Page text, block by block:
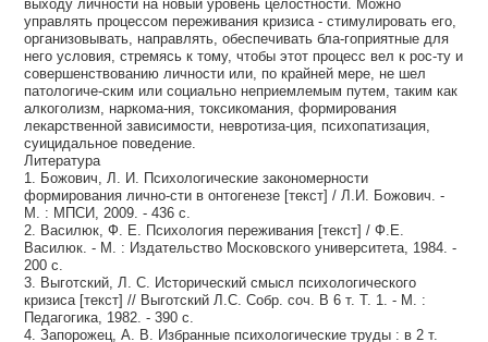
выходу личности на новый уровень целостности. Можно
управлять процессом переживания кризиса - стимулировать его,
организовывать, направлять, обеспечивать бла-гоприятные для
него условия, стремясь к тому, чтобы этот процесс вел к рос-ту и
совершенствованию личности или, по крайней мере, не шел
патологиче-ским или социально неприемлемым путем, таким как
алкоголизм, наркома-ния, токсикомания, формирования
лекарственной зависимости, невротиза-ция, психопатизация,
суицидальное поведение.
Литература
1. Божович, Л. И. Психологические закономерности
формирования лично-сти в онтогенезе [текст] / Л.И. Божович. -
М. : МПСИ, 2009. - 436 с.
2. Василюк, Ф. Е. Психология переживания [текст] / Ф.Е.
Василюк. - М. : Издательство Московского университета, 1984. -
200 с.
3. Выготский, Л. С. Исторический смысл психологического
кризиса [текст] // Выготский Л.С. Собр. соч. В 6 т. Т. 1. - М. :
Педагогика, 1982. - 390 с.
4. Запорожец, А. В. Избранные психологические труды : в 2 т.